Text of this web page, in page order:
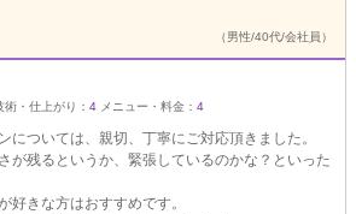
（男性/40代/会社員）
術・仕上がり： 4 メニュー・料金： 4
については、親切、丁寧にご対応頂きました。
が残るというか、緊張しているのかな？といった
好きな方はおすすめです。